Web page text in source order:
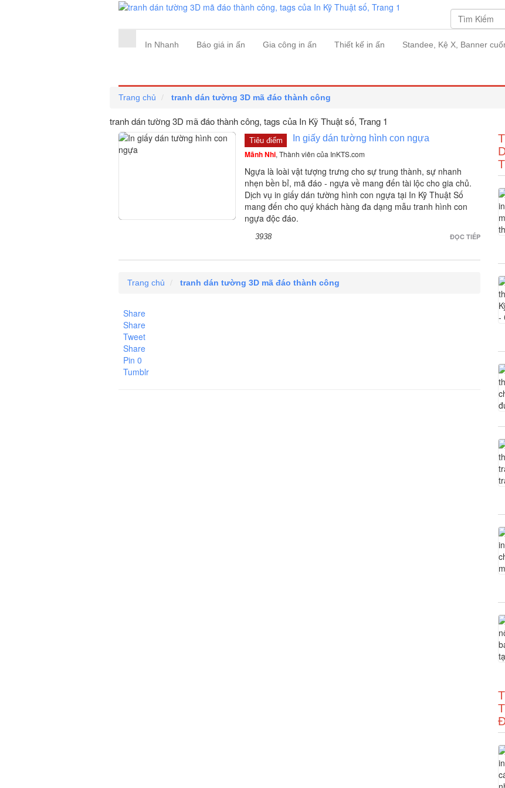
In Nhanh Báo giá in ấn Gia công in ấn Thiết kế in ấn Standee, Kệ X, Banner
Trang chủ tranh dán tường 3D mã đáo thành công
tranh dán tường 3D mã đáo thành công, tags của In Kỹ Thuật số, Trang 1
Tiêu điểm In giấy dán tường hình con ngựa
Mãnh Nhi, Thành viên của InKTS.com
Ngựa là loài vật tượng trưng cho sự trung thành, sự nhanh
nhẹn bền bỉ, mã đáo - ngựa về mang đến tài lộc cho gia chủ.
Dịch vụ in giấy dán tường hình con ngựa tại In Kỹ Thuật Số
mang đến cho quý khách hàng đa dạng mẫu tranh hình con
ngựa độc đáo.
ĐỌC TIẾP
3938
Trang chủ tranh dán tường 3D mã đáo thành công
Share
Share
Tweet
Share
Pin 0
Tumblr